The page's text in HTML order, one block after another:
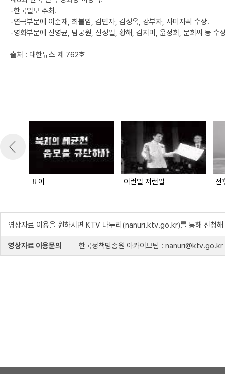
-한국일보 주최.
-연극부문에 이순재, 최불암, 김민자, 김성옥, 강부자, 사미자씨 수상.
-영화부문에 신영균, 남궁원, 신성일, 황해, 김지미, 윤정희, 문희씨 등 수
출처 : 대한뉴스 제 762호
표어 이런일 저런일 전
영상자료 이용을 원하시면 KTV 나누리(nanuri.ktv.go.kr)를 통해 신청해
영상자료 이용문의 한국정책방송원 아카이브팀 : nanuri@ktv.go.kr